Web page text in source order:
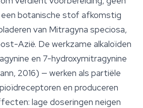
botanische stof afkomstig
van Mitragyna speciosa,
Azië. De werkzame alkaloïden
en 7-hydroxymitragynine
2016) — werken als partiële
en produceren
lage doseringen neigen